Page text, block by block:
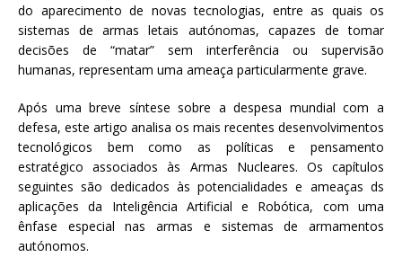
do aparecimento de novas tecnologias, entre as quais os
sistemas de armas letais autónomas, capazes de tomar
decisões de “matar” sem interferência ou supervisão
humanas, representam uma ameaça particularmente grave.
Após uma breve síntese sobre a despesa mundial com a
defesa, este artigo analisa os mais recentes desenvolvimentos
tecnológicos bem como as políticas e pensamento
estratégico associados às Armas Nucleares. Os capítulos
seguintes são dedicados às potencialidades e ameaças ds
aplicações da Inteligência Artificial e Robótica, com uma
ênfase especial nas armas e sistemas de armamentos
autónomos.